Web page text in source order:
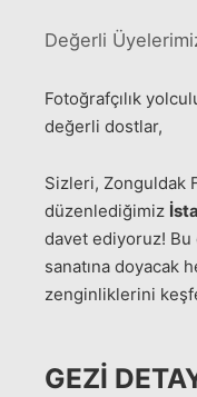
Değerli
Fotoğrafçılık
değerli dostlar,
Sizleri, Zonguldak
düzenlediğimiz
davet ediyoruz!
sanatına doyacak
zenginliklerini
GEZI